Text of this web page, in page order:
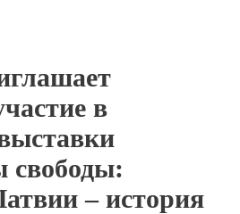
в
свободы:
– история